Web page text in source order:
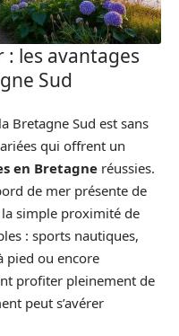
les avantages
Sud
Bretagne Sud est sans
qui offrent un
en Bretagne réussies.
de mer présente de
simple proximité de
: sports nautiques,
pied ou encore
profiter pleinement de
peut s’avérer